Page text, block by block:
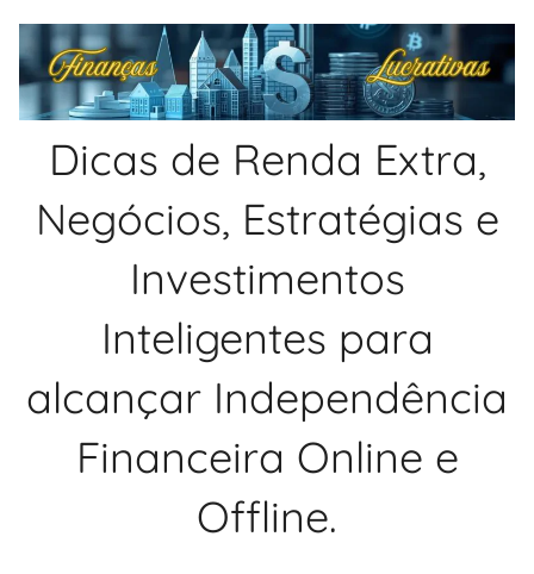
para
conteúdo
Dicas de Renda Extra,
Negócios, Estratégias e
Investimentos
Inteligentes para
alcançar Independência
Financeira Online e
Offline.